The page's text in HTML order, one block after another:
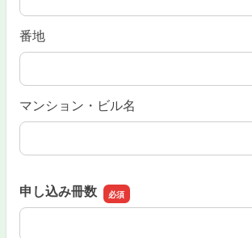
番地
マンション・ビル名
申し込み冊数
申し込み冊数